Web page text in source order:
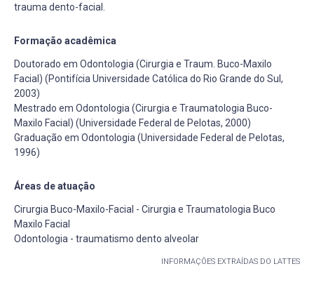
trauma dento-facial.
Formação acadêmica
Doutorado em Odontologia (Cirurgia e Traum. Buco-Maxilo
Facial) (Pontifícia Universidade Católica do Rio Grande do Sul,
2003)
Mestrado em Odontologia (Cirurgia e Traumatologia Buco-
Maxilo Facial) (Universidade Federal de Pelotas, 2000)
Graduação em Odontologia (Universidade Federal de Pelotas,
1996)
Áreas de atuação
Cirurgia Buco-Maxilo-Facial - Cirurgia e Traumatologia Buco
Maxilo Facial
Odontologia - traumatismo dento alveolar
INFORMAÇÕES EXTRAÍDAS DO LATTES